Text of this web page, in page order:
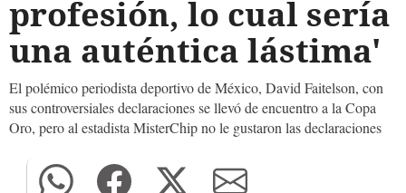
profesión, lo cual sería
una auténtica lástima'
El polémico periodista deportivo de México, David Faitelson, con
sus controversiales declaraciones se llevó de encuentro a la Copa
Oro, pero al estadista MisterChip no le gustaron las declaraciones